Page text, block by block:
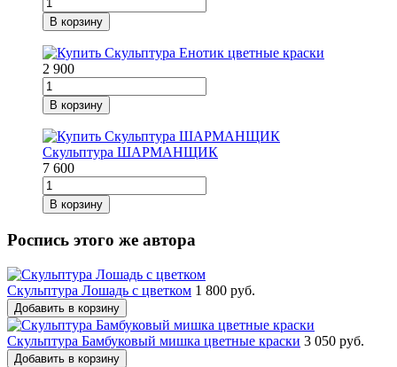
В корзину
2 900
В корзину
Скульптура ШАРМАНЩИК
7 600
В корзину
Роспись этого же автора
Скульптура Лошадь с цветком 1 800 руб.
Добавить в корзину
Скульптура Бамбуковый мишка цветные краски 3 050 руб.
Добавить в корзину